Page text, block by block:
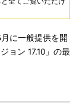
に一般提供を開
ョン 17.10」の最